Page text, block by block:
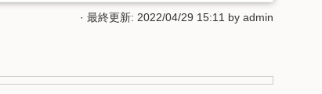
· 最終更新: 2022/04/29 15:11 by admin